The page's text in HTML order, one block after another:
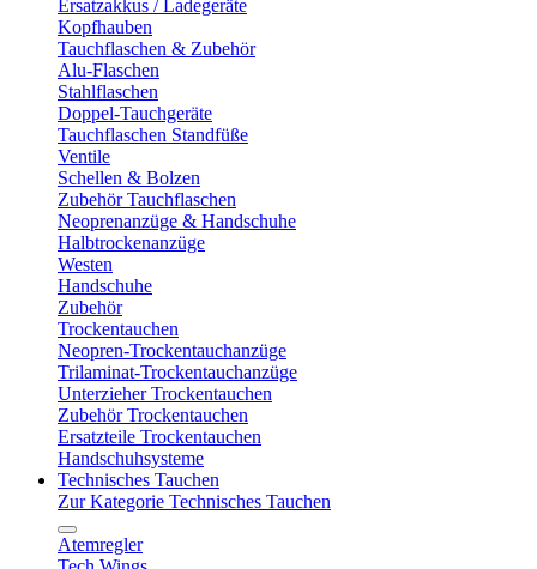
Ersatzakkus / Ladegeräte
Kopfhauben
Tauchflaschen & Zubehör
Alu-Flaschen
Stahlflaschen
Doppel-Tauchgeräte
Tauchflaschen Standfüße
Ventile
Schellen & Bolzen
Zubehör Tauchflaschen
Neoprenanzüge & Handschuhe
Halbtrockenanzüge
Westen
Handschuhe
Zubehör
Trockentauchen
Neopren-Trockentauchanzüge
Trilaminat-Trockentauchanzüge
Unterzieher Trockentauchen
Zubehör Trockentauchen
Ersatzteile Trockentauchen
Handschuhsysteme
Technisches Tauchen
Zur Kategorie Technisches Tauchen
Atemregler